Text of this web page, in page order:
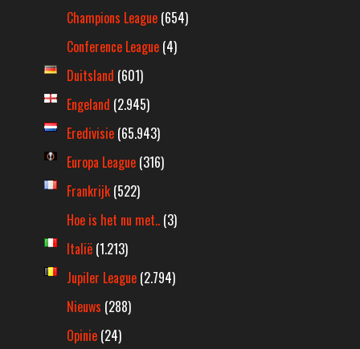
Champions League (654)
Conference League (4)
Duitsland (601)
Engeland (2.945)
Eredivisie (65.943)
Europa League (316)
Frankrijk (522)
Hoe is het nu met.. (3)
Italië (1.213)
Jupiler League (2.794)
Nieuws (288)
Opinie (24)